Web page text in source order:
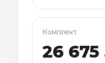
Комплект
26 675